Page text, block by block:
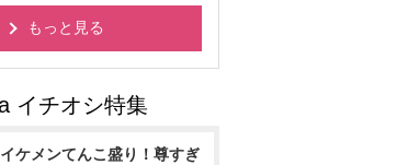
もっと見る
イケメンてんこ盛り！尊すぎ